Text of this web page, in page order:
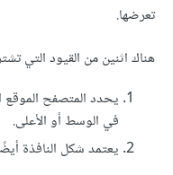
تعرضها.
هناك اثنين من القيود التي
يحدد المتصفح الموقع
في الوسط أو الأعلى.
يعتمد شكل النافذة